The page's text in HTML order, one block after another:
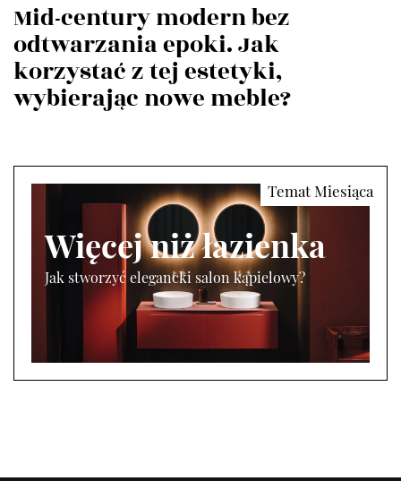
Mid-century modern bez
odtwarzania epoki. Jak
korzystać z tej estetyki,
wybierając nowe meble?
Więcej niż łazienka
Jak stworzyć elegancki salon kąpielowy?